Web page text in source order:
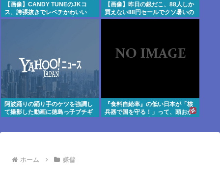
【画像】CANDY TUNEのJKコ
ス、誇張抜きでレベチかわいい
www 【Pickup08082959】
【画像】昨日の銀だこ、88人しか
買えない88円セールでクソ暑いの
に大行列をなす日本人がこれwww
阿波踊りの踊り手のケツを強調し
て撮影した動画に徳島っ子ブチギ
『食料自給率』の低い日本が「核
兵器で国を守る！」って、頭おか
ホーム 嫌儲